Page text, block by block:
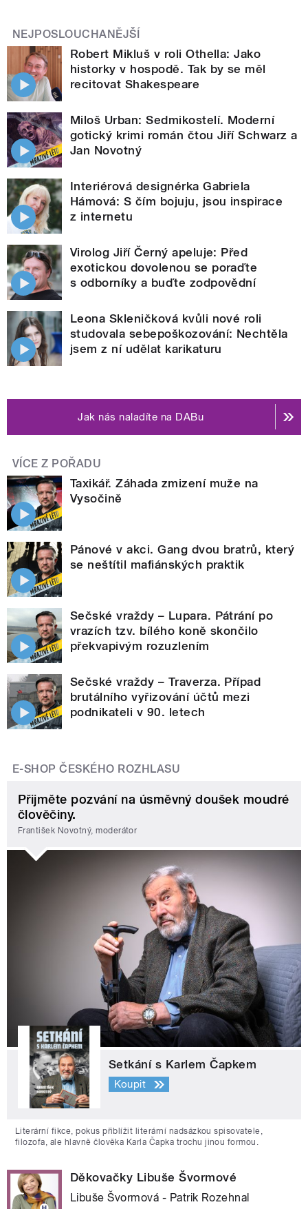
NEJPOSLOUCHANĚJŠÍ
Robert Mikluš v roli Othella: Jako
historky v hospodě. Tak by se měl
recitovat Shakespeare
Miloš Urban: Sedmikostelí. Moderní
gotický krimi román čtou Jiří Schwarz a
Jan Novotný
Interiérová designérka Gabriela
Hámová: S čím bojuju, jsou inspirace
z internetu
Virolog Jiří Černý apeluje: Před
exotickou dovolenou se poraďte
s odborníky a buďte zodpovědní
Leona Skleničková kvůli nové roli
studovala sebepoškozování: Nechtěla
jsem z ní udělat karikaturu
Jak nás naladíte na DABu
VÍCE Z POŘADU
Taxikář. Záhada zmizení muže na
Vysočině
Pánové v akci. Gang dvou bratrů, který
se neštítil mafiánských praktik
Sečské vraždy – Lupara. Pátrání po
vrazích tzv. bílého koně skončilo
překvapivým rozuzlením
Sečské vraždy – Traverza. Případ
brutálního vyřizování účtů mezi
podnikateli v 90. letech
E-SHOP ČESKÉHO ROZHLASU
Přijměte pozvání na úsměvný doušek moudré
člověčiny.
František Novotný, moderátor
Setkání s Karlem Čapkem
Koupit
Literární fikce, pokus přiblížit literární nadsázkou spisovatele,
filozofa, ale hlavně člověka Karla Čapka trochu jinou formou.
Děkovačky Libuše Švormové
Libuše Švormová - Patrik Rozehnal